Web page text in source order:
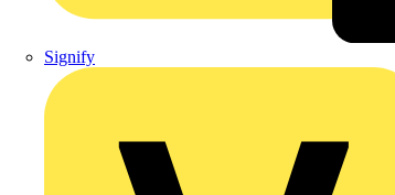
Signify